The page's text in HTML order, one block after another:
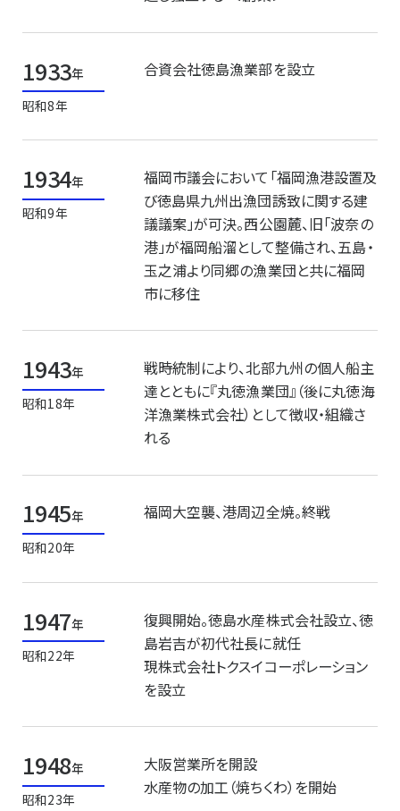
1933年
昭和8年
合資会社徳島漁業部を設立
1934年
昭和9年
福岡市議会において「福岡漁港設置及
び徳島県九州出漁団誘致に関する建
議議案」が可決。西公園麓、旧「波奈の
港」が福岡船溜として整備され、五島・
玉之浦より同郷の漁業団と共に福岡
市に移住
1943年
昭和18年
戦時統制により、北部九州の個人船主
達とともに『丸徳漁業団』（後に丸徳海
洋漁業株式会社）として徴収・組織さ
れる
1945年
昭和20年
福岡大空襲、港周辺全焼。終戦
1947年
昭和22年
復興開始。徳島水産株式会社設立、徳
島岩吉が初代社長に就任
現株式会社トクスイコーポレーション
を設立
1948年
昭和23年
大阪営業所を開設
水産物の加工（焼ちくわ）を開始